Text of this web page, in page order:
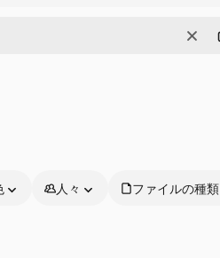
消去
人々 ファイルの種類